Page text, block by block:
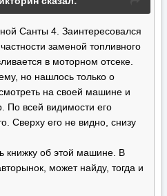
Санты 4. Заинтересовался
заменой топливного
в моторном отсеке.
но нашлось только о
на своей машине и
По всей видимости его
Сверху его не видно, снизу
книжку об этой машине. В
может найду, тогда и